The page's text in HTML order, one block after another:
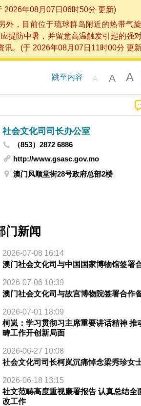
2026年08月07日06时50分 更新)
外，目前位于琉球群岛附近的热带气
提防中暑，并留意高温触发引起的强
讯。(于 2026年08月07日11时00分 更
跳至内容 A A A
社会文化司司长办公室
（853）2872 6886
http://www.gsasc.gov.mo
澳门风顺堂街28号政府总部2楼
门新闻
2026-07-08 16:14
澳门社会文化司与中国国家博物馆签署
2026-07-06 10:39
澳门社会文化司与故宫博物院签署合作
2026-07-01 18:09
柯岚：学习贯彻习主席重要讲话精神 推
畴工作开创新局面
2026-06-27 10:08
社会文化司司长柯岚沉痛悼念梁秀珍女
2026-06-18 13:15
社文范畴高度重视廉署报告 认真总结全
改工作